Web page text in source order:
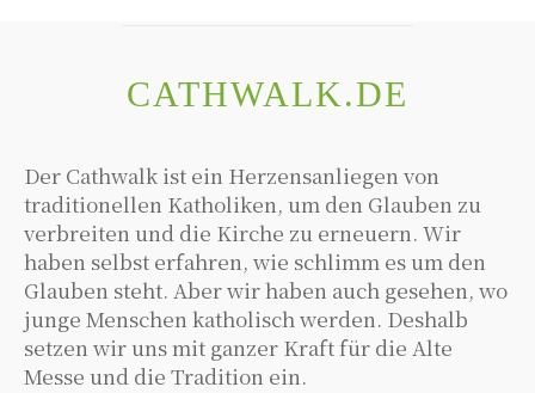
CATHWALK.DE
Der Cathwalk ist ein Herzensanliegen von
traditionellen Katholiken, um den Glauben zu
verbreiten und die Kirche zu erneuern. Wir
haben selbst erfahren, wie schlimm es um den
Glauben steht. Aber wir haben auch gesehen, wo
junge Menschen katholisch werden. Deshalb
setzen wir uns mit ganzer Kraft für die Alte
Messe und die Tradition ein.